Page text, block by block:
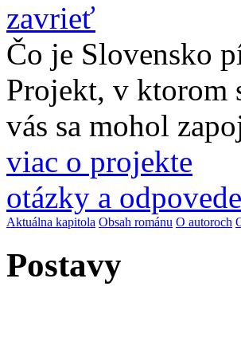
zavrieť
Čo je Slovensko
Projekt, v ktorom
vás sa mohol
viac o projekte
otázky a odpovede
Aktuálna kapitola Obsah románu O autoroch
Postavy